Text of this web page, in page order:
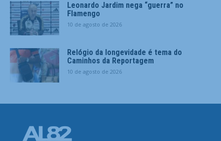
Leonardo Jardim nega “guerra” no
Flamengo
10 de agosto de 2026
Relógio da longevidade é tema do
Caminhos da Reportagem
10 de agosto de 2026